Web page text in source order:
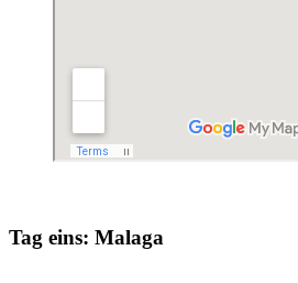
Tag eins: Malaga